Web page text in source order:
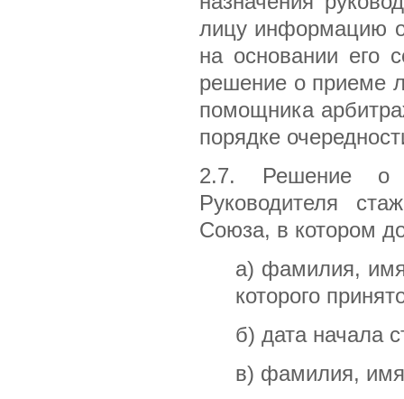
лицу информацию
на основании его
решение о приеме
помощника
порядке
2.7. Решение о
Руководителя
Союза, в котором
а) фамилия,
которого
б) дата начала
в) фамилия, имя